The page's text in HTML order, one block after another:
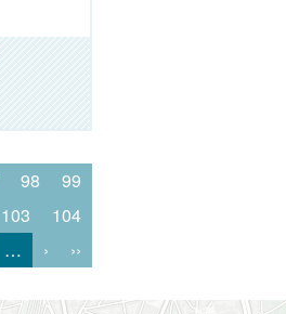
98
99
103
104
…
› ››